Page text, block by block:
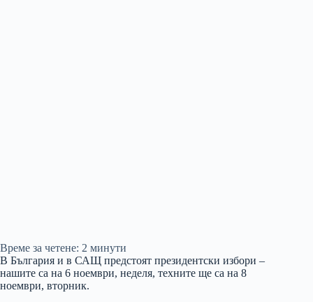
Време за четене: 2 минути
В България и в САЩ предстоят президентски избори –
нашите са на 6 ноември, неделя, техните ще са на 8
ноември, вторник.